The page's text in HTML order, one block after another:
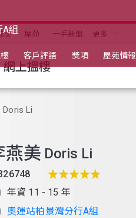
交 屋苑 一手新盤 更多
網上搵樓
Doris Li
燕美 Doris Li
年資 11 - 15 年
奧運站柏景灣分行A組
組
客戶評語 獎項 屋苑情報